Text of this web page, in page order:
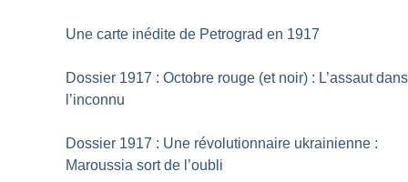
Une carte inédite de Petrograd en 1917
Dossier 1917 : Octobre rouge (et noir) : L’assaut dans
l’inconnu
Dossier 1917 : Une révolutionnaire ukrainienne :
Maroussia sort de l’oubli